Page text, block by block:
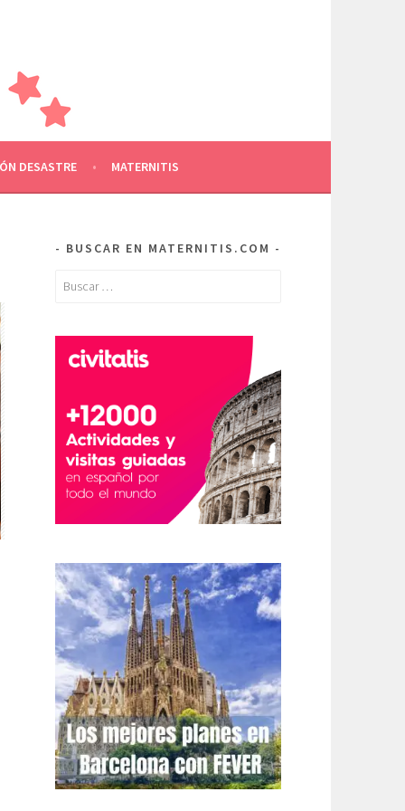
DESASTRE MATERNITIS
BUSCAR EN MATERNITIS.COM
Buscar: